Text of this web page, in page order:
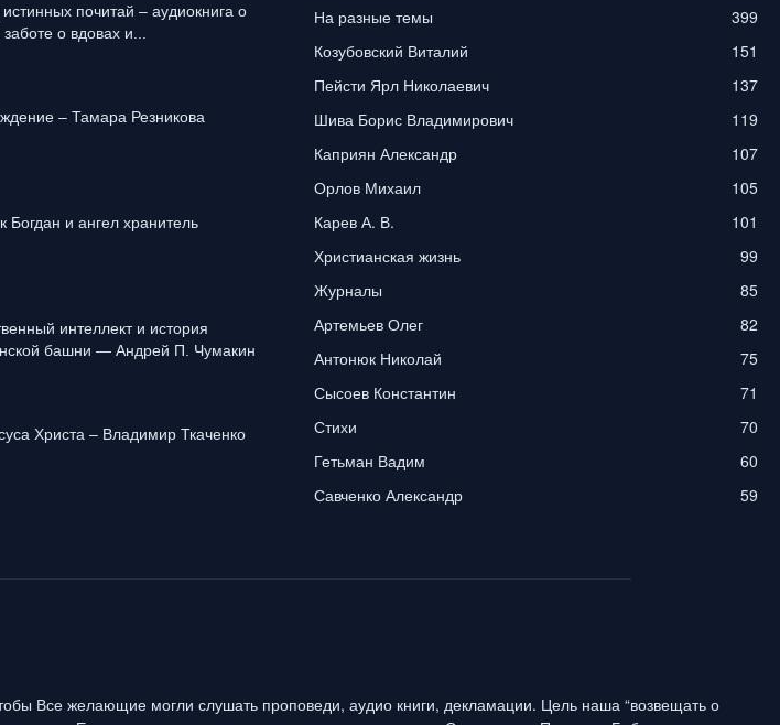
почитай – аудиокнига о
о вдовах и...
– Тамара Резникова
Богдан и ангел хранитель
интеллект и история
башни — Андрей П. Чумакин
Христа – Владимир Ткаченко
На разные темы
399
Козубовский Виталий
151
Пейсти Ярл Николаевич
137
Шива Борис Владимирович
119
Каприян Александр
107
Орлов Михаил
105
Карев А. В.
101
Христианская жизнь
99
Журналы
85
Артемьев Олег
82
Антонюк Николай
75
Сысоев Константин
71
Стихи
70
Гетьман Вадим
60
Савченко Александр
59
Все желающие могли слушать проповеди, аудио книги, декламации. Цель наша “возвещать о